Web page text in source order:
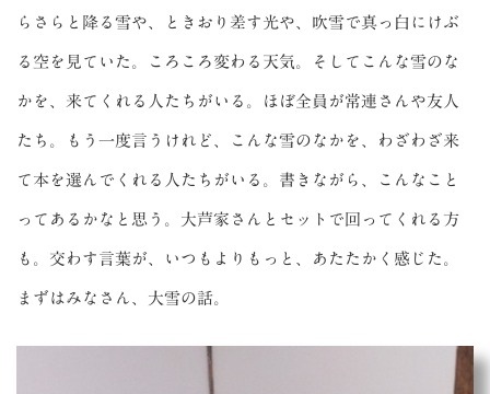
らさらと降る雪や、ときおり差す光や、吹雪で真っ白にけぶ
る空を見ていた。ころころ変わる天気。そしてこんな雪のな
かを、来てくれる人たちがいる。ほぼ全員が常連さんや友人
たち。もう一度言うけれど、こんな雪のなかを、わざわざ来
て本を選んでくれる人たちがいる。書きながら、こんなこと
ってあるかなと思う。大芦家さんとセットで回ってくれる方
も。交わす言葉が、いつもよりもっと、あたたかく感じた。
まずはみなさん、大雪の話。